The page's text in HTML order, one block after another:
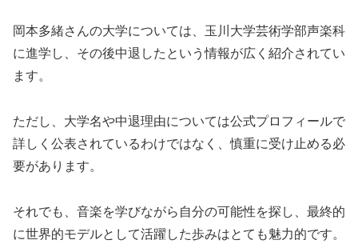
岡本多緒さんの大学については、玉川大学芸術学部声楽科
に進学し、その後中退したという情報が広く紹介されてい
ます。
ただし、大学名や中退理由については公式プロフィールで
詳しく公表されているわけではなく、慎重に受け止める必
要があります。
それでも、音楽を学びながら自分の可能性を探し、最終的
に世界的モデルとして活躍した歩みはとても魅力的です。